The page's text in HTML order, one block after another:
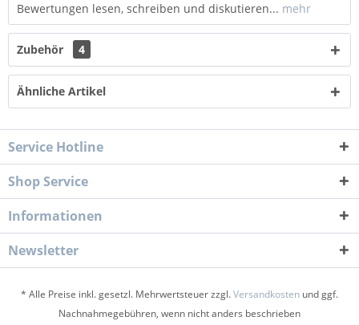
Bewertungen lesen, schreiben und diskutieren... mehr
Zubehör 4
Ähnliche Artikel
Service Hotline
Shop Service
Informationen
Newsletter
* Alle Preise inkl. gesetzl. Mehrwertsteuer zzgl.Versandkosten und ggf.
Nachnahmegebühren, wenn nicht anders beschrieben